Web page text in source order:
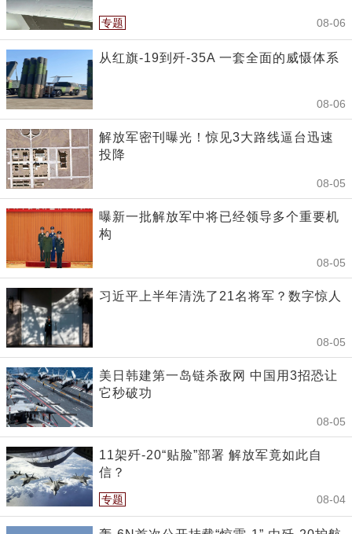
专题 08-06
从红旗-19到歼-35A 一套全面的威慑体系
08-06
解放军密刊曝光！惊见3大路线逼台迅速
投降
08-05
曝新一批解放军中将已经领导多个重要机
构
08-05
习近平上半年清洗了21名将军？数字惊人
08-05
美日韩建第一岛链杀敌网 中国用3招恐让
它秒破功
08-05
11架歼-20“贴脸”部署 解放军竟如此自
信？
专题 08-04